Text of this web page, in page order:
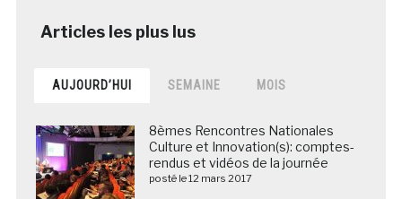
AUJOURD’HUI SEMAINE MOIS
8èmes Rencontres Nationales
Culture et Innovation(s): comptes-
rendus et vidéos de la journée
posté le 12 mars 2017